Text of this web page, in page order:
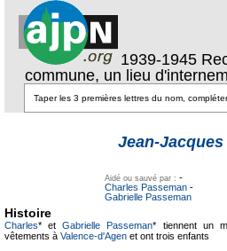
1939-1945
commune, un lieu
Jean-
Aidé ou sauvé par : -
Charles Passeman -
Gabrielle Passeman
Histoire
Charles* etGabrielle Passeman* tiennent un
vêtements à Valence-d'Agen et ont trois enfants